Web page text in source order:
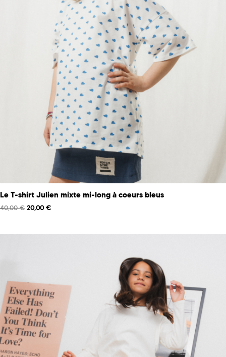
Le T-shirt Julien mixte mi-long à coeurs bleus
40,00€ 20,00€